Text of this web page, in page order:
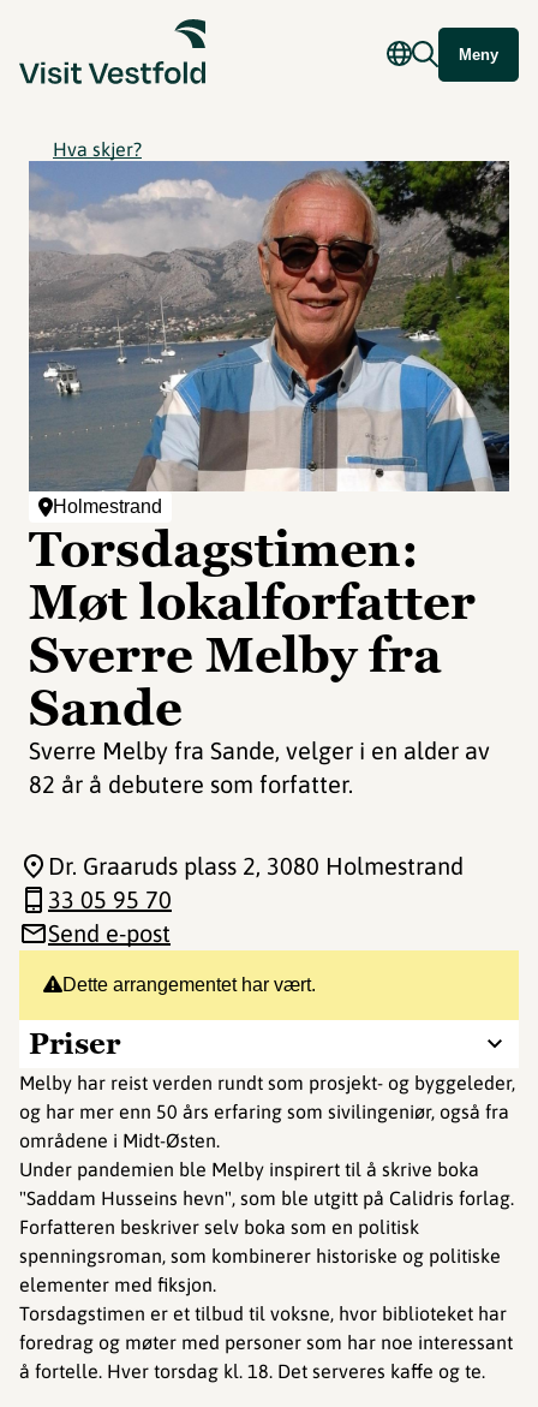
Meny
Hva skjer?
Holmestrand
Torsdagstimen:
Møt lokalforfatter
Sverre Melby fra
Sande
Sverre Melby fra Sande, velger i en alder av
82 år å debutere som forfatter.
Dette arrangementet har vært.
Priser
Melby har reist verden rundt som prosjekt- og byggeleder,
og har mer enn 50 års erfaring som sivilingeniør, også fra
områdene i Midt-Østen.
Under pandemien ble Melby inspirert til å skrive boka
"Saddam Husseins hevn", som ble utgitt på Calidris forlag.
Forfatteren beskriver selv boka som en politisk
spenningsroman, som kombinerer historiske og politiske
elementer med fiksjon.
Torsdagstimen er et tilbud til voksne, hvor biblioteket har
foredrag og møter med personer som har noe interessant
å fortelle. Hver torsdag kl. 18. Det serveres kaffe og te.
Dr. Graaruds plass 2, 3080 Holmestrand
33 05 95 70
Send e-post